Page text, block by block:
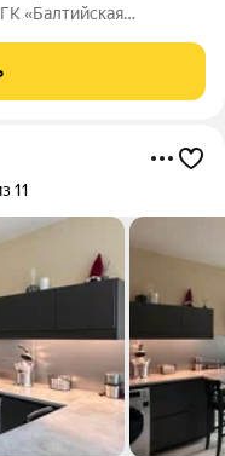
«Балтийская
улиц Малой
11